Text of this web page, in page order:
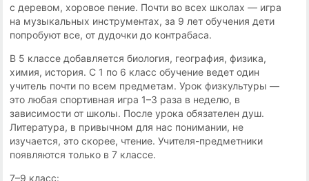
с деревом, хоровое пение. Почти во всех школах — игра
на музыкальных инструментах, за 9 лет обучения дети
попробуют все, от дудочки до контрабаса.
В 5 классе добавляется биология, география, физика,
химия, история. С 1 по 6 класс обучение ведет один
учитель почти по всем предметам. Урок физкультуры —
это любая спортивная игра 1–3 раза в неделю, в
зависимости от школы. После урока обязателен душ.
Литература, в привычном для нас понимании, не
изучается, это скорее, чтение. Учителя-предметники
появляются только в 7 классе.
7–9 класс: